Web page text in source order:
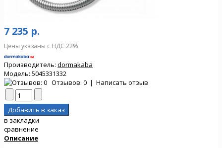
7 235 р.
Цены указаны с НДС 22%
Производитель: dormakaba
Модель: 5045331332
Отзывов: 0 | Написать отзыв
в закладки
сравнение
Описание